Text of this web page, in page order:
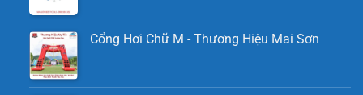
Cổng Hơi Chữ M - Thương Hiệu Mai Sơn